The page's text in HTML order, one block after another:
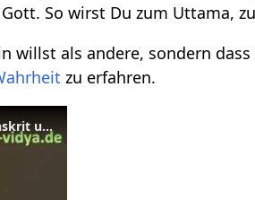
So wirst Du zum Uttama,
willst als andere, sondern
zu erfahren.
Uttama als Spiritueller Name - Übersetzung aus dem Sanskrit und Erläuterung